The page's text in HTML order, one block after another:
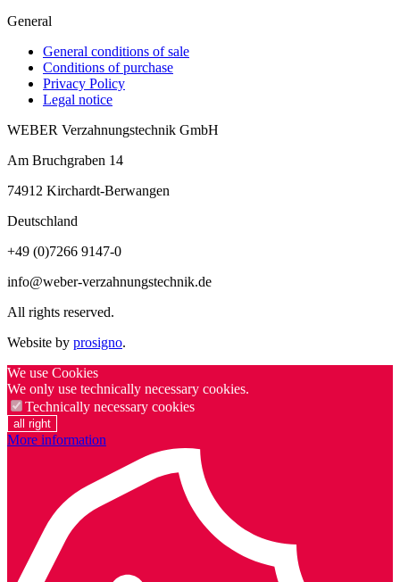
General
General conditions of sale
Conditions of purchase
Privacy Policy
Legal notice
WEBER Verzahnungstechnik GmbH
Am Bruchgraben 14
74912 Kirchardt-Berwangen
Deutschland
+49 (0)7266 9147-0
info@weber-verzahnungstechnik.de
All rights reserved.
Website by prosigno.
We use Cookies
We only use technically necessary cookies.
Technically necessary cookies
all right
More information